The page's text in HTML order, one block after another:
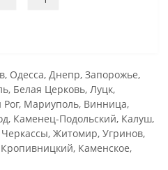
, Одесса, Днепр, Запорожье,
, Белая Церковь, Луцк,
, Мариуполь, Винница,
, Каменец-Подольский, Калуш,
Черкассы, Житомир, Угринов,
Кропивницкий, Каменское,